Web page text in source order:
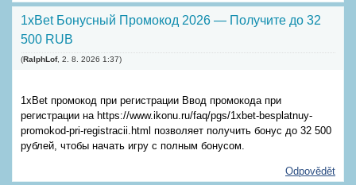
1xBet Бонусный Промокод 2026 — Получите до 32
500 RUB
(RalphLof, 2. 8. 2026 1:37)
1xBet промокод при регистрации Ввод промокода при
регистрации на https://www.ikonu.ru/faq/pgs/1xbet-besplatnuy-
promokod-pri-registracii.html позволяет получить бонус до 32 500
рублей, чтобы начать игру с полным бонусом.
Odpovědět